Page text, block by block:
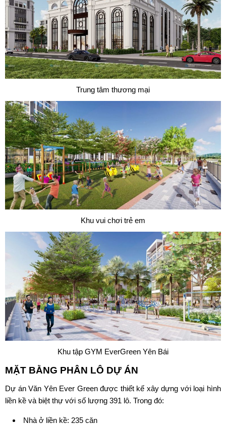
Trung tâm thương mại
Khu vui chơi trẻ em
Khu tập GYM EverGreen Yên Bái
MẶT BẰNG PHÂN LÔ DỰ ÁN
Dự án Văn Yên Ever Green được thiết kế xây dựng với loại hình
liền kề và biệt thự với số lượng 391 lô. Trong đó:
Nhà ở liền kề: 235 căn